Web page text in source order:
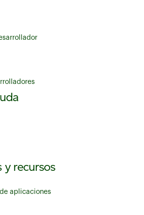
y recursos
aplicaciones